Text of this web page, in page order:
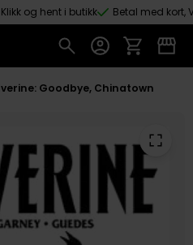
Klikk og hent i butikk Betal med kort,
Goodbye, Chinatown